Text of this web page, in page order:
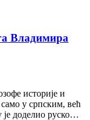
Владимира
историје и
само у српским, већ
доделио руско…